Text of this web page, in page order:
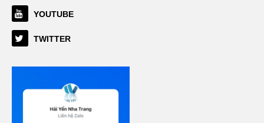
YOUTUBE
TWITTER